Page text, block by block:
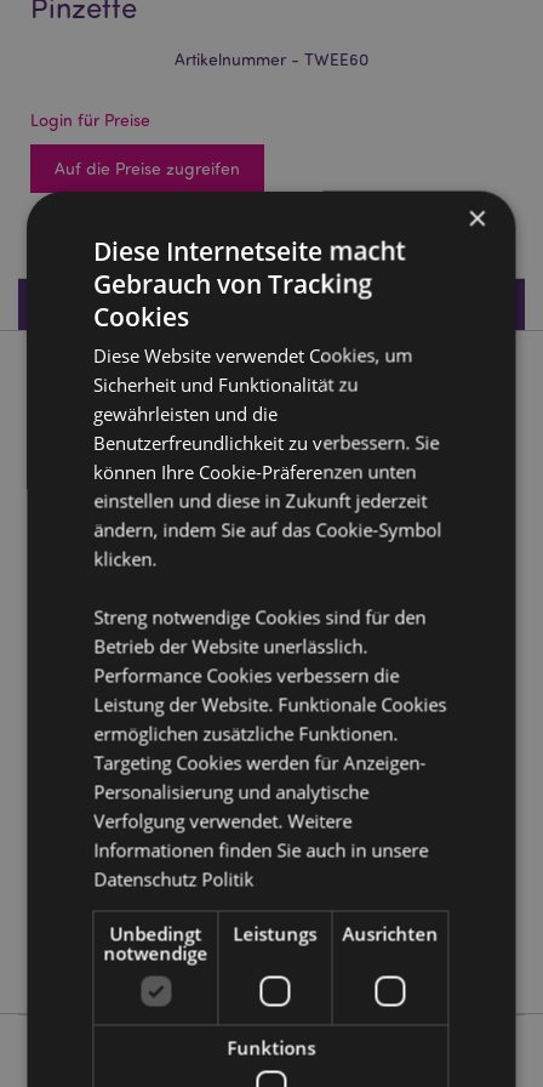
Artikelnummer - TWEE60
Login für Preise
Auf die Preise zugreifen
2328 auf Lager
Produktdaten
Produktbeschreibung
Beans & Co. Katzen Katzenpfoten-Pinzette
Material: Metall (Edelstahl 430)
Produkttressourcen:
Möchten Sie mehr über den Einkauf bei Puckator
Kundeninformationen.
Produktattribute
Information
Höhe 9cm Breite 1.5cm Tiefe 0.5cm
5055071514470
240
0.016000
Keine
Keine
Keine
Beans & Co Cats
×
Diese Internetseite macht
Gebrauch von Tracking
Cookies
Diese Website verwendet Cookies, um
Sicherheit und Funktionalität zu
gewährleisten und die
Benutzerfreundlichkeit zu verbessern. Sie
können Ihre Cookie-Präferenzen unten
einstellen und diese in Zukunft jederzeit
ändern, indem Sie auf das Cookie-Symbol
klicken.
Streng notwendige Cookies sind für den
Betrieb der Website unerlässlich.
Performance Cookies verbessern die
Leistung der Website. Funktionale Cookies
ermöglichen zusätzliche Funktionen.
Targeting Cookies werden für Anzeigen-
Personalisierung und analytische
Verfolgung verwendet. Weitere
Informationen finden Sie auch in unsere
Datenschutz Politik
Unbedingt
notwendige
Leistungs Ausrichten
Funktions